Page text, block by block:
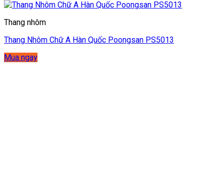
Thang nhôm
Thang Nhôm Chữ A Hàn Quốc Poongsan PS5013
Mua ngay